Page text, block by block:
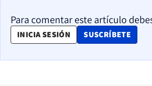
Para comentar este artículo
INICIA SESIÓN SUSCRÍBETE
OPENS IN NEW